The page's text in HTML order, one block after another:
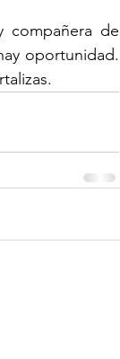
de
oportunidad.